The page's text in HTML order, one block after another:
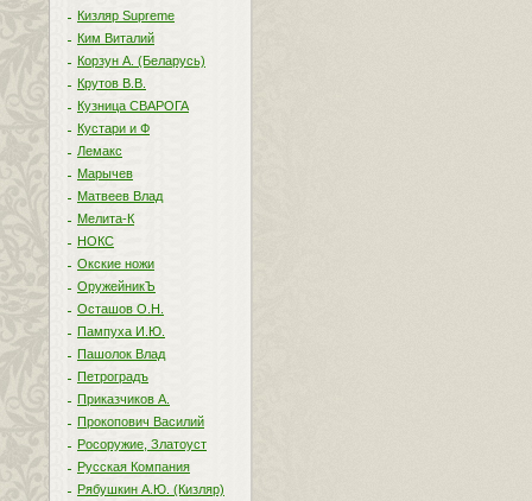
Кизляр Supreme
Ким Виталий
Корзун А. (Беларусь)
Крутов В.В.
Кузница СВАРОГА
Кустари и Ф
Лемакс
Марычев
Матвеев Влад
Мелита-К
НОКС
Окские ножи
ОружейникЪ
Осташов О.Н.
Пампуха И.Ю.
Пашолок Влад
Петроградъ
Приказчиков А.
Прокопович Василий
Росоружие, Златоуст
Русская Компания
Рябушкин А.Ю. (Кизляр)